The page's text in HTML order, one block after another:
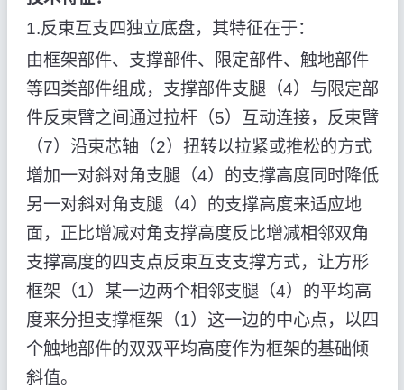
1.反束互支四独立底盘，其特征在于：
由框架部件、支撑部件、限定部件、触地部件
等四类部件组成，支撑部件支腿（4）与限定部
件反束臂之间通过拉杆（5）互动连接，反束臂
（7）沿束芯轴（2）扭转以拉紧或推松的方式
增加一对斜对角支腿（4）的支撑高度同时降低
另一对斜对角支腿（4）的支撑高度来适应地
面，正比增减对角支撑高度反比增减相邻双角
支撑高度的四支点反束互支支撑方式，让方形
框架（1）某一边两个相邻支腿（4）的平均高
度来分担支撑框架（1）这一边的中心点，以四
个触地部件的双双平均高度作为框架的基础倾
斜值。